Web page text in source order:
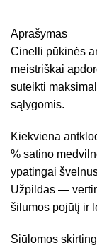
Aprašymas
Cinelli pūkinės
meistriškai
suteikti
sąlygomis.
Kiekviena
% satino
ypatingai
Užpildas —
šilumos pojūtį ir
Siūlomos